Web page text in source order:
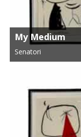
My Medium
Universe 10
Senatori